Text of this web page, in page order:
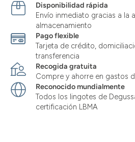
aktivieren.Disponibilidad rápida
Envío inmediato gracias a la
almacenamiento
Pago flexible
Tarjeta de crédito,
transferencia
Recogida gratuita
Compre y ahorre en gastos
Reconocido mundialmente
Todos los lingotes de
certificación LBMA